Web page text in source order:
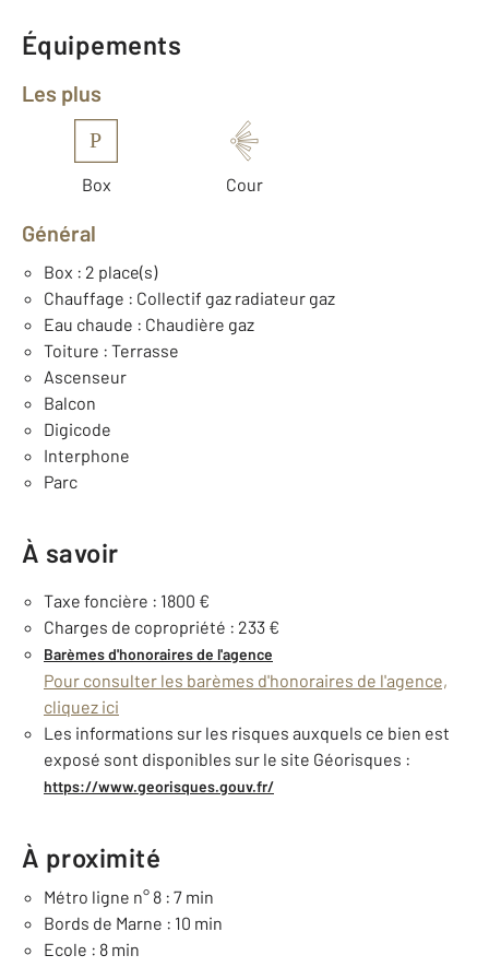
Équipements
Les plus
P
Box Cour
Général
Box : 2 place(s)
Chauffage : Collectif gaz radiateur gaz
Eau chaude : Chaudière gaz
Toiture : Terrasse
Ascenseur
Balcon
Digicode
Interphone
Parc
À savoir
Taxe foncière : 1800 €
Charges de copropriété : 233 €
Barèmes d'honoraires de l'agence
Pour consulter les barèmes d'honoraires de l'agence,
cliquez ici
Les informations sur les risques auxquels ce bien est
exposé sont disponibles sur le site Géorisques :
https://www.georisques.gouv.fr/
À proximité
Métro ligne n° 8 : 7 min
Bords de Marne : 10 min
Ecole : 8 min